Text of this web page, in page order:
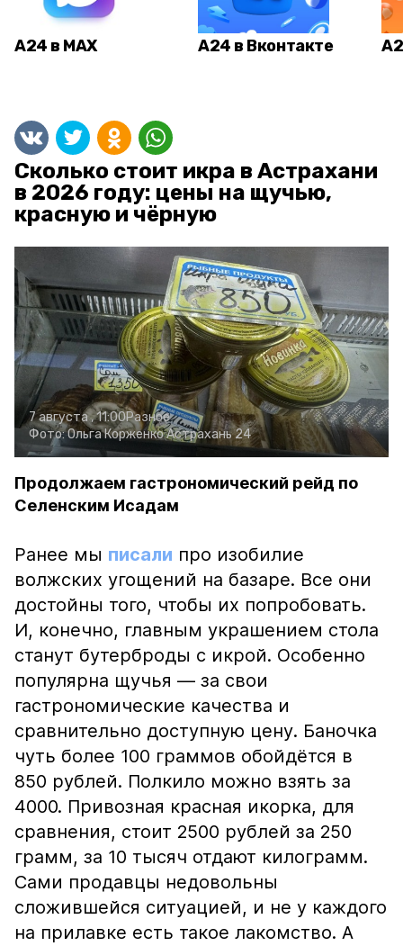
А24 в MAX А24 в Вконтакте
Сколько стоит икра в Астрахани
в 2026 году: цены на щучью,
красную и чёрную
7 августа , 11:00Разное
Фото:Ольга КорженкоАстрахань 24
Продолжаем гастрономический рейд по
Селенским Исадам
Ранее мы писали про изобилие
волжских угощений на базаре. Все они
достойны того, чтобы их попробовать.
И, конечно, главным украшением стола
станут бутерброды с икрой. Особенно
популярна щучья — за свои
гастрономические качества и
сравнительно доступную цену. Баночка
чуть более 100 граммов обойдётся в
850 рублей. Полкило можно взять за
4000. Привозная красная икорка, для
сравнения, стоит 2500 рублей за 250
грамм, за 10 тысяч отдают килограмм.
Сами продавцы недовольны
сложившейся ситуацией, и не у каждого
на прилавке есть такое лакомство. А